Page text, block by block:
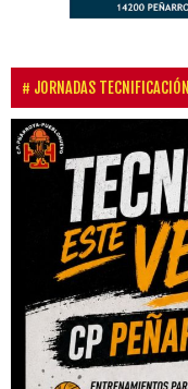
JORNADAS TECNIFICACIÓN